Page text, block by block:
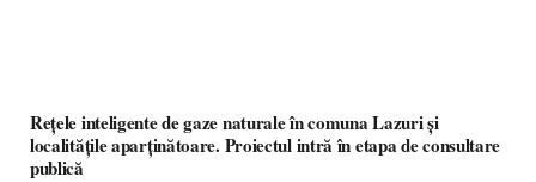
Rețele inteligente de gaze naturale în comuna Lazuri și
localitățile aparținătoare. Proiectul intră în etapa de consultare
publică